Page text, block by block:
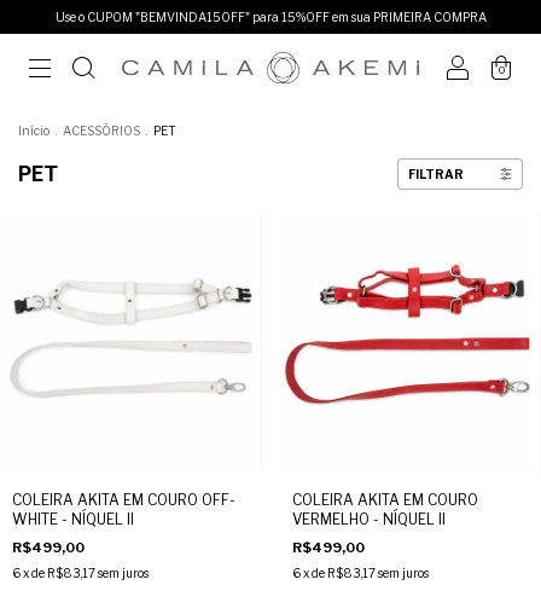
Use o CUPOM "BEMVINDA15OFF" para 15%OFF em sua PRIMEIRA COMPRA
0
Início ACESSÓRIOS PET
PET FILTRAR
COLEIRA AKITA EM COURO OFF-
WHITE - NÍQUEL II
R$499,00
6x de R$83,17sem juros
COLEIRA AKITA EM COURO
VERMELHO - NÍQUEL II
R$499,00
6 x de R$83,17sem juros